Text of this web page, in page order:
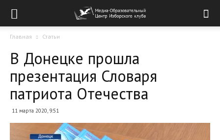
Главная Статьи
В Донецке прошла
презентация Словаря
патриота Отечества
11 марта 2020, 9:51